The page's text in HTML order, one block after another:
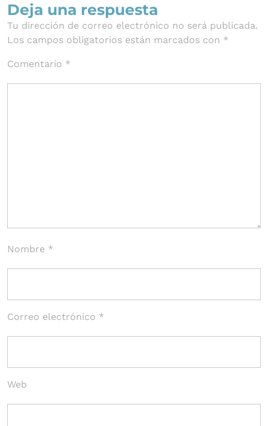
Deja una respuesta
Tu dirección de correo electrónico no será publicada.
Los campos obligatorios están marcados con *
Comentario *
Nombre *
Correo electrónico *
Web